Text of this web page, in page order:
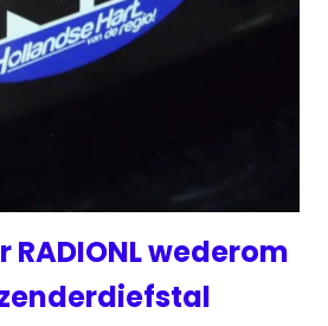
RADIONL wederom